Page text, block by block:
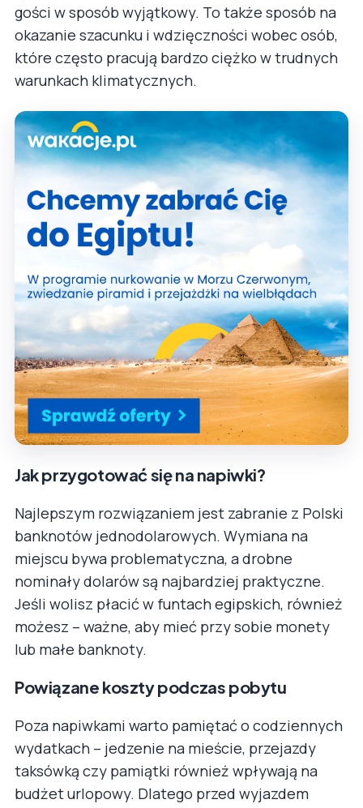
gości w sposób wyjątkowy. To także sposób na
okazanie szacunku i wdzięczności wobec osób,
które często pracują bardzo ciężko w trudnych
warunkach klimatycznych.
Jak przygotować się na napiwki?
Najlepszym rozwiązaniem jest zabranie z Polski
banknotów jednodolarowych. Wymiana na
miejscu bywa problematyczna, a drobne
nominały dolarów są najbardziej praktyczne.
Jeśli wolisz płacić w funtach egipskich, również
możesz – ważne, aby mieć przy sobie monety
lub małe banknoty.
Powiązane koszty podczas pobytu
Poza napiwkami warto pamiętać o codziennych
wydatkach – jedzenie na mieście, przejazdy
taksówką czy pamiątki również wpływają na
budżet urlopowy. Dlatego przed wyjazdem